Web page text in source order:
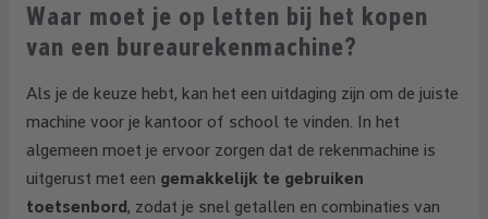
Waar moet je op letten bij het kopen
van een bureaurekenmachine?
Als je de keuze hebt, kan het een uitdaging zijn om de juiste
machine voor je kantoor of school te vinden. In het
algemeen moet je ervoor zorgen dat de rekenmachine is
uitgerust met een gemakkelijk te gebruiken
toetsenbord, zodat je snel getallen en combinaties van